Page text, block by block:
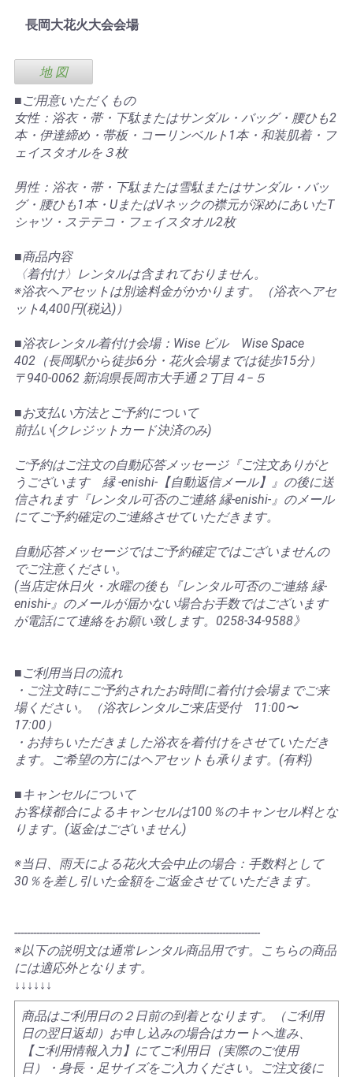
長岡大花火大会会場
地 図
■ご用意いただくもの
女性：浴衣・帯・下駄またはサンダル・バッグ・腰ひも2
本・伊達締め・帯板・コーリンベルト1本・和装肌着・フ
ェイスタオルを３枚
男性：浴衣・帯・下駄または雪駄またはサンダル・バッ
グ・腰ひも1本・UまたはVネックの襟元が深めにあいたT
シャツ・ステテコ・フェイスタオル2枚
■商品内容
〈着付け〉レンタルは含まれておりません。
※浴衣ヘアセットは別途料金がかかります。（浴衣ヘアセ
ット4,400円(税込)）
■浴衣レンタル着付け会場：Wise ビル Wise Space
402（長岡駅から徒歩6分・花火会場までは徒歩15分）
〒940-0062 新潟県長岡市大手通２丁目４−５
■お支払い方法とご予約について
前払い(クレジットカード決済のみ)
ご予約はご注文の自動応答メッセージ『ご注文ありがと
うございます 縁 -enishi-【自動返信メール】』の後に送
信されます『レンタル可否のご連絡 縁-enishi-』のメール
にてご予約確定のご連絡させていただきます。
自動応答メッセージではご予約確定ではございませんの
でご注意ください。
(当店定休日火・水曜の後も『レンタル可否のご連絡 縁-
enishi-』のメールが届かない場合お手数ではございます
が電話にて連絡をお願い致します。0258-34-9588》
■ご利用当日の流れ
・ご注文時にご予約されたお時間に着付け会場までご来
場ください。（浴衣レンタルご来店受付 11:00〜
17:00）
・お持ちいただきました浴衣を着付けをさせていただき
ます。ご希望の方にはヘアセットも承ります。(有料)
■キャンセルについて
お客様都合によるキャンセルは100％のキャンセル料とな
ります。(返金はございません)
※当日、雨天による花火大会中止の場合：手数料として
30％を差し引いた金額をご返金させていただきます。
------------------------------------------------------------------------------
※以下の説明文は通常レンタル商品用です。こちらの商品
には適応外となります。
↓↓↓↓↓↓
商品はご利用日の２日前の到着となります。（ご利用
日の翌日返却）お申し込みの場合はカートへ進み、
【ご利用情報入力】にてご利用日（実際のご使用
日）・身長・足サイズをご入力ください。ご注文後に